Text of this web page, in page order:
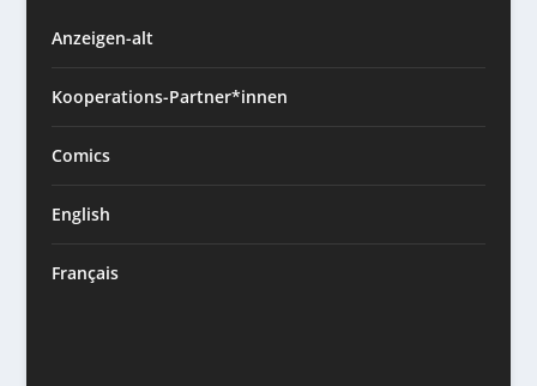
Anzeigen-alt
Kooperations-Partner*innen
Comics
English
Français